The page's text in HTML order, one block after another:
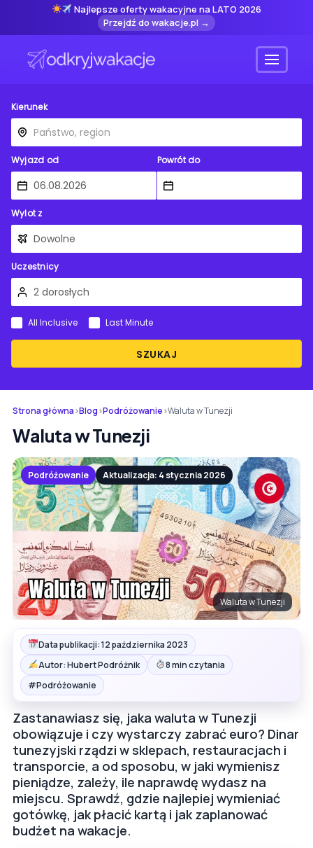
Najlepsze oferty wakacyjne na LATO 2026
Przejdź do wakacje.pl →
Menu
Kierunek
Wyjazd od Powrót do
Wylot z
Uczestnicy
SZUKAJ
All Inclusive Last Minute
Strona główna›Blog›Podróżowanie›Waluta w Tunezji
Waluta w Tunezji
Podróżowanie Aktualizacja: 4 stycznia 2026
Waluta w Tunezji
Data publikacji: 12 października 2023
Autor: Hubert Podróżnik
8 min czytania
#Podróżowanie
Zastanawiasz się, jaka waluta w Tunezji
obowiązuje i czy wystarczy zabrać euro? Dinar
tunezyjski rządzi w sklepach, restauracjach i
transporcie, a od sposobu, w jaki wymienisz
pieniądze, zależy, ile naprawdę wydasz na
miejscu. Sprawdź, gdzie najlepiej wymieniać
gotówkę, jak płacić kartą i jak zaplanować
budżet na wakacje.